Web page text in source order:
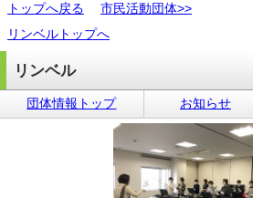
トップへ戻る
市民活動団体>>
リンベルトップへ
リンベル
団体情報トップ お知らせ